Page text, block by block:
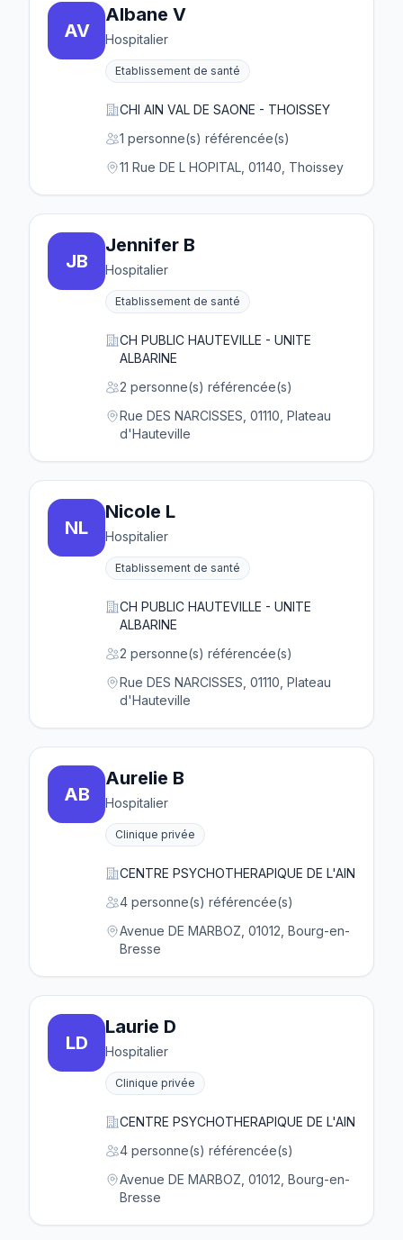
AV
Albane V
Hospitalier
Etablissement de santé
CHI AIN VAL DE SAONE - THOISSEY
1 personne(s) référencée(s)
11 Rue DE L HOPITAL, 01140, Thoissey
JB
Jennifer B
Hospitalier
Etablissement de santé
CH PUBLIC HAUTEVILLE - UNITE
ALBARINE
2 personne(s) référencée(s)
Rue DES NARCISSES, 01110, Plateau
d'Hauteville
NL
Nicole L
Hospitalier
Etablissement de santé
CH PUBLIC HAUTEVILLE - UNITE
ALBARINE
2 personne(s) référencée(s)
Rue DES NARCISSES, 01110, Plateau
d'Hauteville
AB
Aurelie B
Hospitalier
Clinique privée
CENTRE PSYCHOTHERAPIQUE DE L'AIN
4 personne(s) référencée(s)
Avenue DE MARBOZ, 01012, Bourg-en-
Bresse
LD
Laurie D
Hospitalier
Clinique privée
CENTRE PSYCHOTHERAPIQUE DE L'AIN
4 personne(s) référencée(s)
Avenue DE MARBOZ, 01012, Bourg-en-
Bresse